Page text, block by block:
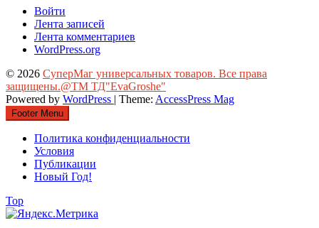
Войти
Лента записей
Лента комментариев
WordPress.org
© 2026 СуперМаг универсальных товаров. Все права
защищены.@ТМ ТД"EvaGroshe"
Powered by WordPress | Theme: AccessPress Mag
Footer Menu
Политика конфиденциальности
Условия
Публикации
Новый Год!
Top